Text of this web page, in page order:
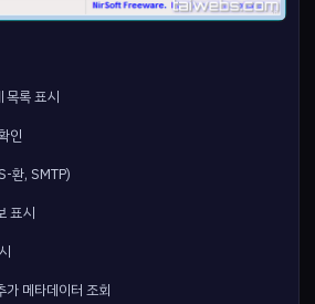
목록 표시
인
환, SMTP)
표시
가 메타데이터 조회